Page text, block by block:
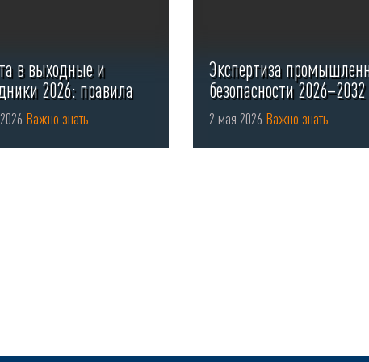
в выходные и
2026: правила
...
Важно знать
Экспертиза
безопасности 2026–2032
2 мая 2026 Важно знать